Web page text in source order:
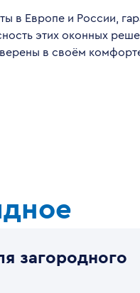
в Европе и России,
этих оконных
в своём
загородного